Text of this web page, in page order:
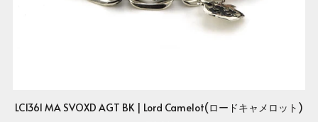
LC1361 MA SVOXD AGT BK | Lord Camelot(ロードキャメロット)